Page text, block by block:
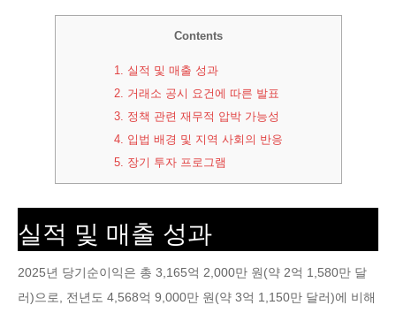
Contents
1. 실적 및 매출 성과
2. 거래소 공시 요건에 따른 발표
3. 정책 관련 재무적 압박 가능성
4. 입법 배경 및 지역 사회의 반응
5. 장기 투자 프로그램
실적 및 매출 성과
2025년 당기순이익은 총 3,165억 2,000만 원(약 2억 1,580만 달
러)으로, 전년도 4,568억 9,000만 원(약 3억 1,150만 달러)에 비해